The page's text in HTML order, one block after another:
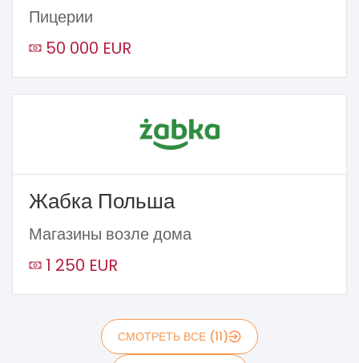
Пицерии
50 000 EUR
Жабка Польша
Магазины возле дома
1 250 EUR
СМОТРЕТЬ ВСЕ (11)